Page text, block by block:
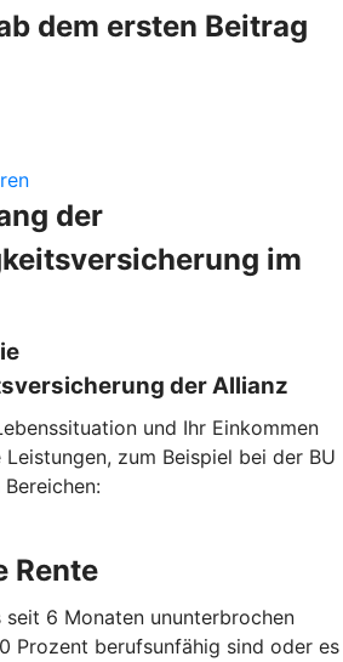
dem ersten Beitrag
der
im
der Allianz
und Ihr Einkommen
zum Beispiel bei der BU
Rente
seit 6 Monaten ununterbrochen
Prozent berufsunfähig sind oder es